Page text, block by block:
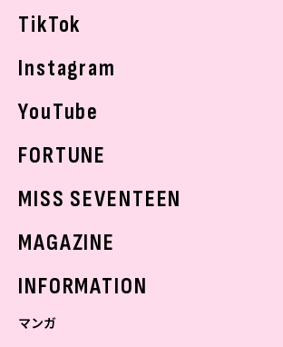
TikTok
Instagram
YouTube
FORTUNE
MISS SEVENTEEN
MAGAZINE
INFORMATION
マンガ